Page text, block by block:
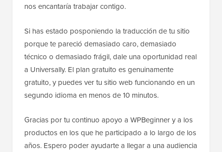
nos encantaría trabajar contigo.
Si has estado posponiendo la traducción de tu sitio
porque te pareció demasiado caro, demasiado
técnico o demasiado frágil, dale una oportunidad real
a Universally. El plan gratuito es genuinamente
gratuito, y puedes ver tu sitio web funcionando en un
segundo idioma en menos de 10 minutos.
Gracias por tu continuo apoyo a WPBeginner y a los
productos en los que he participado a lo largo de los
años. Espero poder ayudarte a llegar a una audiencia